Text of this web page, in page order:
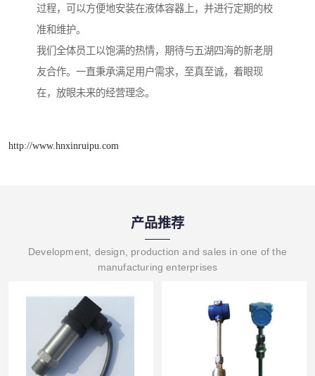
过程，可以方便地安装在液体容器上，并进行定期的校
准和维护。
我们全体员工以饱满的热情，期待与五湖四海的新老朋
友合作。一直秉承满足用户需求，至真至诚，着眼现
在，放眼未来的经营理念。
http://www.hnxinruipu.com
产品推荐
Development, design, production and sales in one of the
manufacturing enterprises